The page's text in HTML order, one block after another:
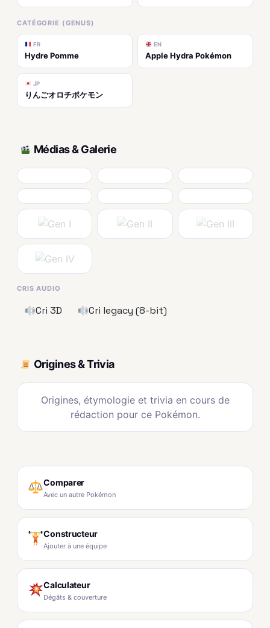
CATÉGORIE (GENUS)
FR
Hydre Pomme
EN
Apple Hydra Pokémon
JP
りんごオロチポケモン
Médias & Galerie
CRIS AUDIO
Cri 3D Cri legacy (8-bit)
Origines & Trivia
Origines, étymologie et trivia en cours de
rédaction pour ce Pokémon.
Comparer
Avec un autre Pokémon
Constructeur
Ajouter à une équipe
Calculateur
Dégâts & couverture